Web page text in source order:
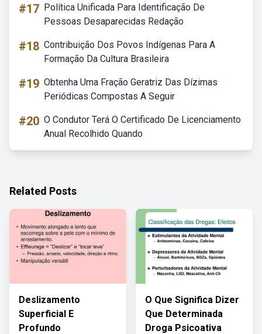
#17 Política Unificada Para Identificação De
Pessoas Desaparecidas Redação
#18 Contribuição Dos Povos Indígenas Para A
Formação Da Cultura Brasileira
#19 Obtenha Uma Fração Geratriz Das Dízimas
Periódicas Compostas A Seguir
#20 O Condutor Terá O Certificado De Licenciamento
Anual Recolhido Quando
Related Posts
Deslizamento
Superficial E
Profundo
O Que Significa Dizer
Que Determinada
Droga Psicoativa